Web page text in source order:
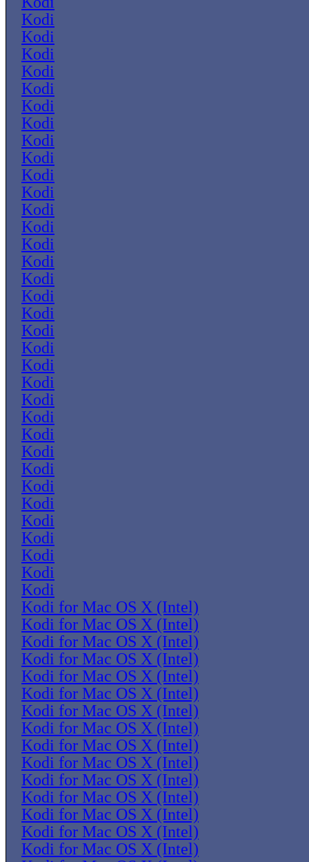
Kodi
Kodi
Kodi
Kodi
Kodi
Kodi
Kodi
Kodi
Kodi
Kodi
Kodi
Kodi
Kodi
Kodi
Kodi
Kodi
Kodi
Kodi
Kodi
Kodi
Kodi
Kodi
Kodi
Kodi
Kodi
Kodi
Kodi
Kodi
Kodi
Kodi
Kodi
Kodi
Kodi
Kodi
Kodi for Mac OS X (Intel)
Kodi for Mac OS X (Intel)
Kodi for Mac OS X (Intel)
Kodi for Mac OS X (Intel)
Kodi for Mac OS X (Intel)
Kodi for Mac OS X (Intel)
Kodi for Mac OS X (Intel)
Kodi for Mac OS X (Intel)
Kodi for Mac OS X (Intel)
Kodi for Mac OS X (Intel)
Kodi for Mac OS X (Intel)
Kodi for Mac OS X (Intel)
Kodi for Mac OS X (Intel)
Kodi for Mac OS X (Intel)
Kodi for Mac OS X (Intel)